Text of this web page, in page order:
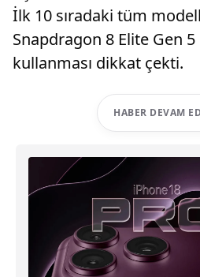
İlk 10 sıradaki tüm
Snapdragon 8 Elite Gen
kullanması dikkat çekti.
HABER DEVAM